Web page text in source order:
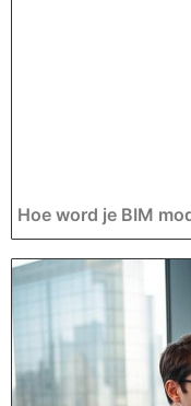
Hoe word je BIM